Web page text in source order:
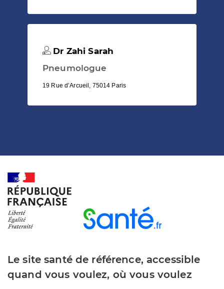
Dr Zahi Sarah
Pneumologue
19 Rue d’Arcueil, 75014 Paris
Le site santé de référence, accessible
quand vous voulez, où vous voulez